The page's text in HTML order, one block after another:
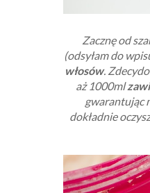
Zacznę od
(odsyłam do
włosów.
aż 1000ml
gwarantując
dokładnie